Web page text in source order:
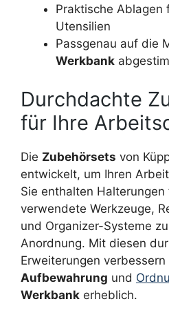
Praktische Ablagen
Utensilien
Passgenau auf die
Werkbank
Durchdachte
für Ihre
Die Zubehörsets von
entwickelt, um Ihren
Sie enthalten Halterungen
verwendete Werkzeuge,
und Organizer-Systeme
Anordnung. Mit diesen
Erweiterungen verbessern
Aufbewahrung und
Werkbank erheblich.